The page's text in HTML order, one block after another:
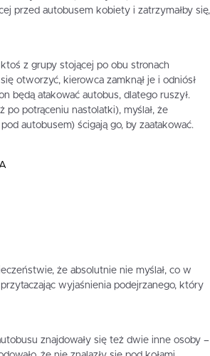
przed autobusem kobiety i zatrzymałby się,
z grupy stojącej po obu stronach
otworzyć, kierowca zamknął je i odniósł
będą atakować autobus, dlatego ruszył.
po potrąceniu nastolatki), myślał, że
autobusem) ścigają go, by zaatakować.
że absolutnie nie myślał, co w
wyjaśnienia podejrzanego, który
znajdowały się też dwie inne osoby –